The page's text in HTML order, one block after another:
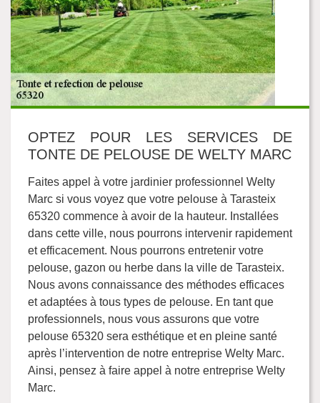
OPTEZ POUR LES SERVICES DE
TONTE DE PELOUSE DE WELTY MARC
Faites appel à votre jardinier professionnel Welty
Marc si vous voyez que votre pelouse à Tarasteix
65320 commence à avoir de la hauteur. Installées
dans cette ville, nous pourrons intervenir rapidement
et efficacement. Nous pourrons entretenir votre
pelouse, gazon ou herbe dans la ville de Tarasteix.
Nous avons connaissance des méthodes efficaces
et adaptées à tous types de pelouse. En tant que
professionnels, nous vous assurons que votre
pelouse 65320 sera esthétique et en pleine santé
après l’intervention de notre entreprise Welty Marc.
Ainsi, pensez à faire appel à notre entreprise Welty
Marc.